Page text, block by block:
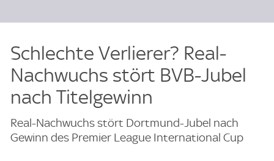
Schlechte Verlierer? Real-
Nachwuchs stört BVB-Jubel
nach Titelgewinn
Real-Nachwuchs stört Dortmund-Jubel nach
Gewinn des Premier League International Cup